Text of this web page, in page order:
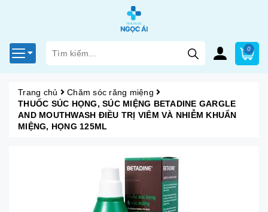
0
Trang chủ
Chăm sóc răng miệng
THUỐC SÚC HỌNG, SÚC MIỆNG BETADINE GARGLE
AND MOUTHWASH ĐIỀU TRỊ VIÊM VÀ NHIỄM KHUẨN
MIỆNG, HỌNG 125ML